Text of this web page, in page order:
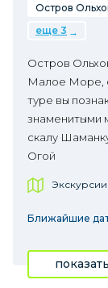
Остров
еще 3
Остров
Малое Море,
туре вы
знаменитыми
скалу
Огой
Экскурсии
Ближайшие